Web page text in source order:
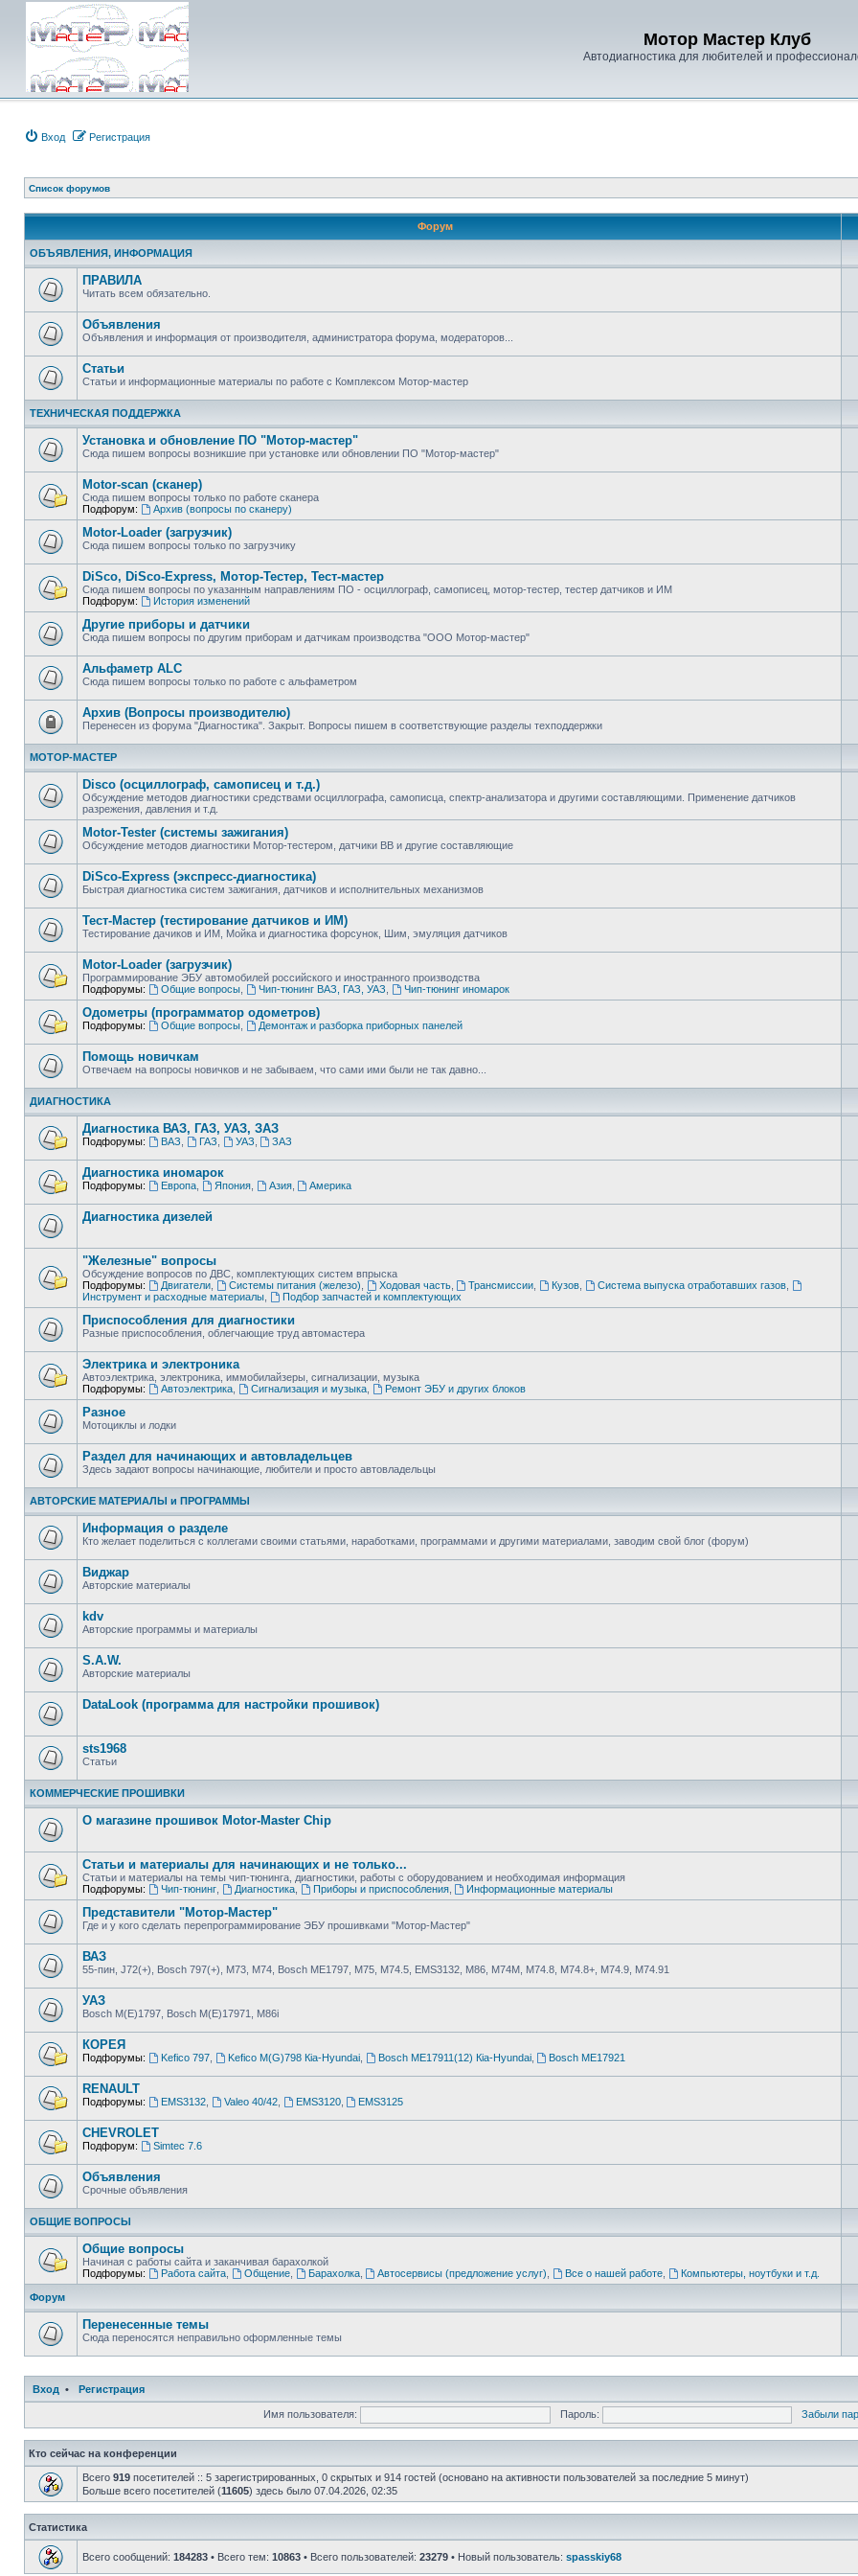
Мотор Мастер Клуб
Автодиагностика для любителей и
Вход Регистрация
Список форумов
Форум
ОБЪЯВЛЕНИЯ, ИНФОРМАЦИЯ
ПРАВИЛА
Читать всем обязательно.
Объявления
Объявления и информация от производителя, администратора форума, модераторов...
Статьи
Статьи и информационные материалы по работе с Комплексом Мотор-мастер
ТЕХНИЧЕСКАЯ ПОДДЕРЖКА
Установка и обновление ПО "Мотор-мастер"
Сюда пишем вопросы возникшие при установке или обновлении ПО "Мотор-мастер"
Motor-scan (сканер)
Сюда пишем вопросы только по работе сканера
Подфорум:
Архив (вопросы по сканеру)
Motor-Loader (загрузчик)
Сюда пишем вопросы только по загрузчику
DiSco, DiSco-Express, Мотор-Тестер, Тест-мастер
Сюда пишем вопросы по указанным направлениям ПО - осциллограф, самописец, мотор-тестер, тестер датчиков и ИМ
Подфорум:
История изменений
Другие приборы и датчики
Сюда пишем вопросы по другим приборам и датчикам производства "ООО Мотор-мастер"
Альфаметр ALC
Сюда пишем вопросы только по работе с альфаметром
Архив (Вопросы производителю)
Перенесен из форума "Диагностика". Закрыт. Вопросы пишем в соответствующие разделы техподдержки
МОТОР-МАСТЕР
Disco (осциллограф, самописец и т.д.)
Обсуждение методов диагностики средствами осциллографа, самописца, спектр-анализатора и другими составляющими. Применение датчиков
разрежения, давления и т.д.
Motor-Tester (системы зажигания)
Обсуждение методов диагностики Мотор-тестером, датчики ВВ и другие составляющие
DiSco-Express (экспресс-диагностика)
Быстрая диагностика систем зажигания, датчиков и исполнительных механизмов
Тест-Мастер (тестирование датчиков и ИМ)
Тестирование дачиков и ИМ, Мойка и диагностика форсунок, Шим, эмуляция датчиков
Motor-Loader (загрузчик)
Программирование ЭБУ автомобилей российского и иностранного производства
Подфорумы:
Общие вопросы, Чип-тюнинг ВАЗ, ГАЗ, УАЗ Чип-тюнинг иномарок
Одометры (программатор одометров)
Подфорумы: Общие вопросы, Демонтаж и разборка приборных панелей
Помощь новичкам
Отвечаем на вопросы новичков и не забываем, что сами ими были не так давно...
ДИАГНОСТИКА
Диагностика ВАЗ, ГАЗ, УАЗ, ЗАЗ
Подфорумы: ВАЗ ГАЗ УАЗ ЗАЗ
Диагностика иномарок
Подфорумы: Европа, Япония, Азия, Америка
Диагностика дизелей
"Железные" вопросы
Обсуждение вопросов по ДВС, комплектующих систем впрыска
Подфорумы:
Двигатели, Системы питания (железо) Ходовая часть, Трансмиссии Кузов Система выпуска отработавших газов
Инструмент и расходные материалы
Подбор запчастей и комплектующих
Приспособления для диагностики
Разные приспособления, облегчающие труд автомастера
Электрика и электроника
Автоэлектрика, электроника, иммобилайзеры, сигнализации, музыка
Подфорумы:
Автоэлектрика, Сигнализация и музыка, Ремонт ЭБУ и других блоков
Разное
Мотоциклы и лодки
Раздел для начинающих и автовладельцев
Здесь задают вопросы начинающие, любители и просто автовладельцы
АВТОРСКИЕ МАТЕРИАЛЫ и ПРОГРАММЫ
Информация о разделе
Кто желает поделиться с коллегами своими статьями, наработками, программами и другими материалами, заводим свой блог (форум)
Виджар
Авторские материалы
kdv
Авторские программы и материалы
S.A.W.
Авторские материалы
DataLook (программа для настройки прошивок)
sts1968
Статьи
КОММЕРЧЕСКИЕ ПРОШИВКИ
О магазине прошивок Motor-Master Chip
Статьи и материалы для начинающих и не только...
Статьи и материалы на темы чип-тюнинга, диагностики, работы с оборудованием и необходимая информация
Подфорумы:
Чип-тюнинг, Диагностика, Приборы и приспособления, Информационные материалы
Представители "Мотор-Мастер"
Где и у кого сделать перепрограммирование ЭБУ прошивками "Мотор-Мастер"
ВАЗ
55-пин, J72(+), Bosch 797(+), М73, М74, Bosch ME1797, М75, М74.5, EMS3132, М86, М74М, М74.8, М74.8+, М74.9, М74.91
УАЗ
Bosch M(E)1797, Bosch M(E)17971, М86i
КОРЕЯ
Подфорумы: Kefico 797, Kefico M(G)798 Кia-Hyundai, Bosch ME17911(12) Кia-Hyundai, Bosch ME17921
RENAULT
Подфорумы: EMS3132, Valeo 40/42, EMS3120, EMS3125
CHEVROLET
Подфорум: Simtec 7.6
Объявления
Срочные объявления
ОБЩИЕ ВОПРОСЫ
Общие вопросы
Начиная с работы сайта и заканчивая барахолкой
Подфорумы:
Работа сайта, Общение, Барахолка, Автосервисы (предложение услуг) Все о нашей работе Компьютеры, ноутбуки и т.д.
Форум
Перенесенные темы
Сюда переносятся неправильно оформленные темы
Вход • Регистрация
Имя пользователя: Пароль: Забыли
Кто сейчас на конференции
Всего 919 посетителей :: 5 зарегистрированных, 0 скрытых и 914 гостей (основано на активности пользователей за последние 5 минут)
Больше всего посетителей (11605) здесь было 07.04.2026, 02:35
Статистика
Всего сообщений: 184283 • Всего тем: 10863 • Всего пользователей: 23279 • Новый пользователь: spasskiy68